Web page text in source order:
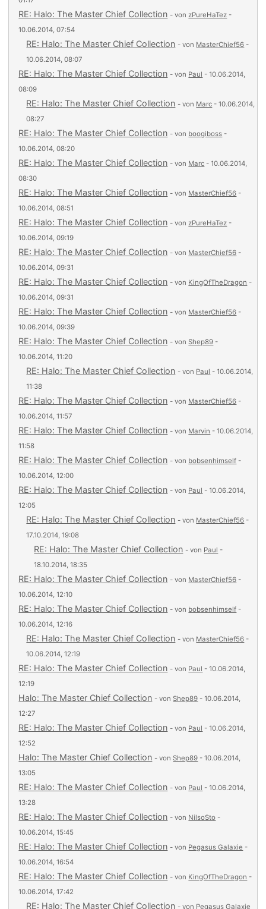
RE: Halo: The Master Chief Collection - vonzPureHaTez -
10.06.2014, 07:54
RE: Halo: The Master Chief Collection - von MasterChief56 -
10.06.2014, 08:07
RE: Halo: The Master Chief Collection - von Paul - 10.06.2014,
08:09
RE: Halo: The Master Chief Collection - von Marc - 10.06.2014,
08:27
RE: Halo: The Master Chief Collection - von boogiboss -
10.06.2014, 08:20
RE: Halo: The Master Chief Collection - von Marc - 10.06.2014,
08:30
RE: Halo: The Master Chief Collection - von MasterChief56 -
10.06.2014, 08:51
RE: Halo: The Master Chief Collection - vonzPureHaTez -
10.06.2014, 09:19
RE: Halo: The Master Chief Collection - von MasterChief56 -
10.06.2014, 09:31
RE: Halo: The Master Chief Collection - von KingOfTheDragon -
10.06.2014, 09:31
RE: Halo: The Master Chief Collection - von MasterChief56 -
10.06.2014, 09:39
RE: Halo: The Master Chief Collection - vonShep89 -
10.06.2014, 11:20
RE: Halo: The Master Chief Collection - von Paul - 10.06.2014,
11:38
RE: Halo: The Master Chief Collection - von MasterChief56 -
10.06.2014, 11:57
RE: Halo: The Master Chief Collection - von Marvin - 10.06.2014,
11:58
RE: Halo: The Master Chief Collection - von bobsenhimself -
10.06.2014, 12:00
RE: Halo: The Master Chief Collection - von Paul - 10.06.2014,
12:05
RE: Halo: The Master Chief Collection - von MasterChief56 -
17.10.2014, 19:08
RE: Halo: The Master Chief Collection - von Paul -
18.10.2014, 18:35
RE: Halo: The Master Chief Collection - von MasterChief56 -
10.06.2014, 12:10
RE: Halo: The Master Chief Collection - von bobsenhimself -
10.06.2014, 12:16
RE: Halo: The Master Chief Collection - von MasterChief56 -
10.06.2014, 12:19
RE: Halo: The Master Chief Collection - von Paul - 10.06.2014,
12:19
Halo: The Master Chief Collection - vonShep89 - 10.06.2014,
12:27
RE: Halo: The Master Chief Collection - von Paul - 10.06.2014,
12:52
Halo: The Master Chief Collection - vonShep89 - 10.06.2014,
13:05
RE: Halo: The Master Chief Collection - von Paul - 10.06.2014,
13:28
RE: Halo: The Master Chief Collection - von NilsoSto -
10.06.2014, 15:45
RE: Halo: The Master Chief Collection - von Pegasus Galaxie -
10.06.2014, 16:54
RE: Halo: The Master Chief Collection - von KingOfTheDragon -
10.06.2014, 17:42
RE: Halo: The Master Chief Collection - von Pegasus Galaxie